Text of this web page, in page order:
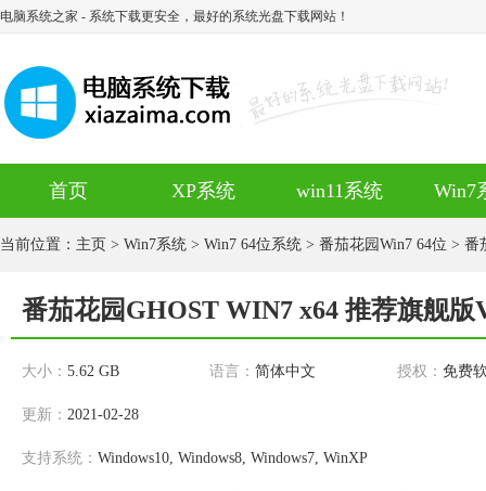
电脑系统之家 - 系统下载更安全，最好的系统光盘下载网站！
首页 XP系统 win11系统 Win7
当前位置： 主页 > Win7系统 > Win7 64位系统 > 番茄花园Win7 64位 > 番
番茄花园GHOST WIN7 x64 推荐旗舰版
大小： 5.62 GB 语言： 简体中文 授权： 免费
更新： 2021-02-28
支持系统： Windows10, Windows8, Windows7, WinXP